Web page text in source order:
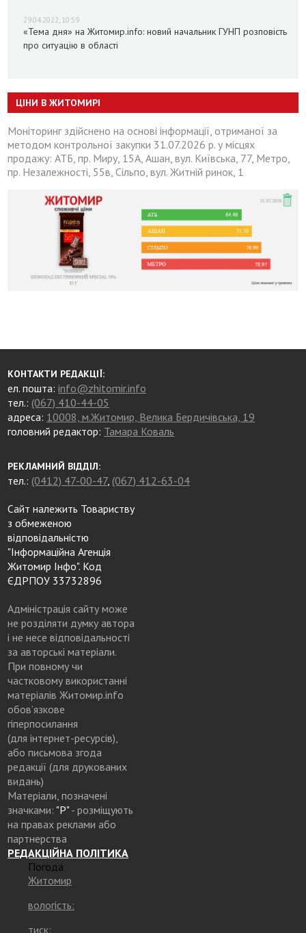
29.04.2022, 10:59
«Тема дня» на Житомир.info: новий начальник ГУНП розповість
про ситуацію в області
ЦІНИ В ЖИТОМИРІ
Моніторинг здійснено на основі інформації, отриманої за
методом контрольної закупки 31.07.2026 р. у місцях
продажу: АТБ, пр. Миру, 15А, Ашан, вул. Київська, 77, Метро,
пр. Незалежності, 55в, Сільпо, вул. Житній ринок, 1
КОНТАКТИ РЕДАКЦІЇ:
ел. пошта:info@zhitomir.info
тел.: (067) 410-44-05
адреса: 10008, м.Житомир, Велика Бердичівська, 19
головний редактор: Тамара Коваль
РЕКЛАМНИЙ ВІДДІЛ:
тел.: (0412) 47-00-47, (067) 412-63-04
Сайт належить Товариству
з обмеженою
відповідальністю
"Інформаційна Агенція
Житомир Інфо". Код
ЄДРПОУ 33732896
Адміністрація сайту може
не розділяти думку автора
і не несе відповідальності
за авторські матеріали.
При повному чи
частковому використанні
матеріалів Житомир.info
обов’язкове
гіперпосилання
(для інтернет-ресурсів),
або письмова згода
редакції (для друкованих
видань)
Матеріали, позначені
значками: "Р"- розміщують
на правах реклами або
партнерства
РЕДАКЦІЙНА ПОЛІТИКА
Погода
Житомир
вологість:
тиск: